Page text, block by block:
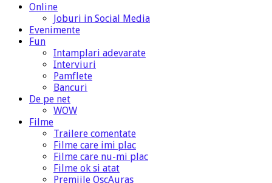
Online
Joburi in Social Media
Evenimente
Fun
Intamplari adevarate
Interviuri
Pamflete
Bancuri
De pe net
WOW
Filme
Trailere comentate
Filme care imi plac
Filme care nu-mi plac
Filme ok si atat
Premiile OscAuras